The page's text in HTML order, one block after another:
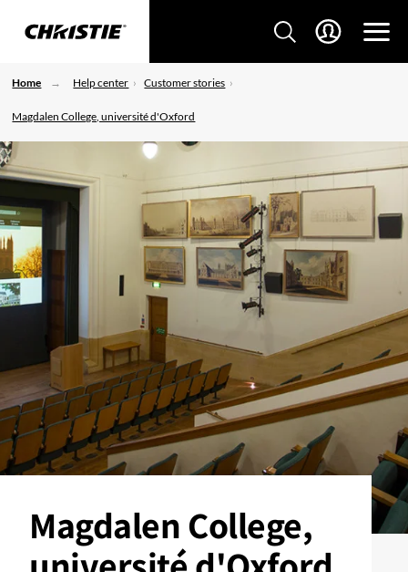
Home Help center Customer stories
Magdalen College, université d'Oxford
Magdalen College,